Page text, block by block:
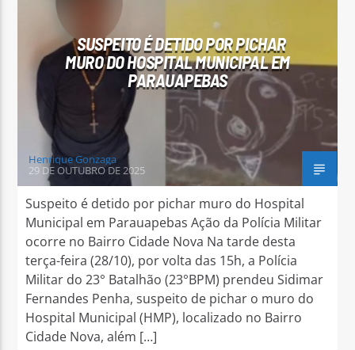
Arara Azul FM
SUSPEITO É DETIDO POR PICHAR
MURO DO HOSPITAL MUNICIPAL EM
PARAUAPEBAS
Henrique Gonzaga
29 DE OUTUBRO DE 2025
Suspeito é detido por pichar muro do Hospital
Municipal em Parauapebas Ação da Polícia Militar
ocorre no Bairro Cidade Nova Na tarde desta
terça-feira (28/10), por volta das 15h, a Polícia
Militar do 23° Batalhão (23°BPM) prendeu Sidimar
Fernandes Penha, suspeito de pichar o muro do
Hospital Municipal (HMP), localizado no Bairro
Cidade Nova, além […]